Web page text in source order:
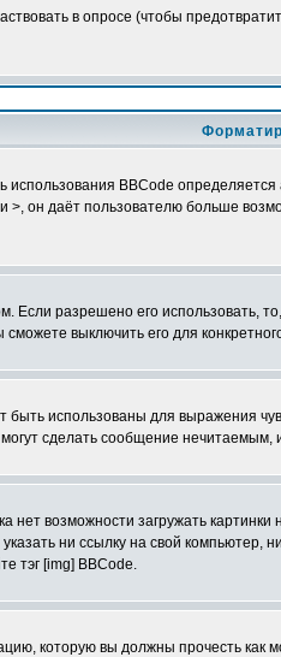
в опросе (чтобы
использования BBCode
>, он даёт пользователю больше
Если разрешено его использовать,
выключить его для
быть использованы для выражения
могут сделать сообщение
нет возможности загружать
ни ссылку на свой
тэг [img] BBCode.
которую вы должны прочесть как